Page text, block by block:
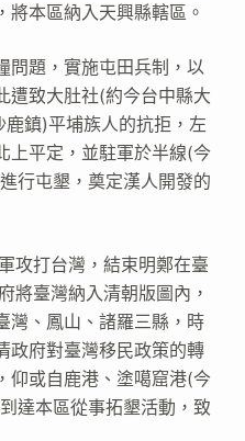
本區納入天興縣轄區。
問題，實施屯田兵制，以
遭致大肚社(約今台中縣大
鎮)平埔族人的抗拒，左
上平定，並駐軍於半線(今
行屯墾，奠定漢人開發的
攻打台灣，結束明鄭在臺
將臺灣納入清朝版圖內，
灣、鳳山、諸羅三縣，時
政府對臺灣移民政策的轉
仰或自鹿港、塗噶窟港(今
達本區從事拓墾活動，致